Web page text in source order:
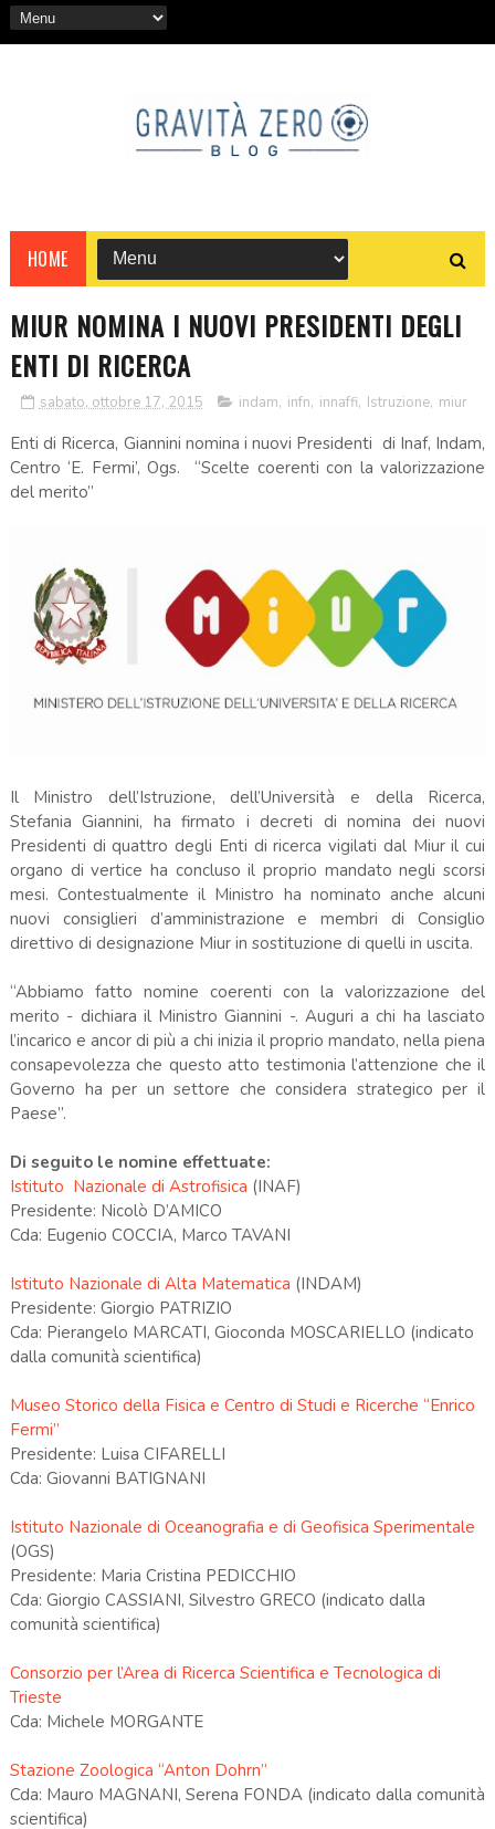
HOME
MIUR NOMINA I NUOVI PRESIDENTI DEGLI
ENTI DI RICERCA
sabato, ottobre 17, 2015 indam, infn, innaffi, Istruzione, miur
Enti di Ricerca, Giannini nomina i nuovi Presidenti di Inaf, Indam,
Centro ‘E. Fermi’, Ogs. “Scelte coerenti con la valorizzazione
del merito”
Il Ministro dell’Istruzione, dell’Università e della Ricerca,
Stefania Giannini, ha firmato i decreti di nomina dei nuovi
Presidenti di quattro degli Enti di ricerca vigilati dal Miur il cui
organo di vertice ha concluso il proprio mandato negli scorsi
mesi. Contestualmente il Ministro ha nominato anche alcuni
nuovi consiglieri d’amministrazione e membri di Consiglio
direttivo di designazione Miur in sostituzione di quelli in uscita.
“Abbiamo fatto nomine coerenti con la valorizzazione del
merito - dichiara il Ministro Giannini -. Auguri a chi ha lasciato
l’incarico e ancor di più a chi inizia il proprio mandato, nella piena
consapevolezza che questo atto testimonia l’attenzione che il
Governo ha per un settore che considera strategico per il
Paese”.
Di seguito le nomine effettuate:
Istituto Nazionale di Astrofisica (INAF)
Presidente: Nicolò D’AMICO
Cda: Eugenio COCCIA, Marco TAVANI
Istituto Nazionale di Alta Matematica (INDAM)
Presidente: Giorgio PATRIZIO
Cda: Pierangelo MARCATI, Gioconda MOSCARIELLO (indicato
dalla comunità scientifica)
Museo Storico della Fisica e Centro di Studi e Ricerche “Enrico
Fermi”
Presidente: Luisa CIFARELLI
Cda: Giovanni BATIGNANI
Istituto Nazionale di Oceanografia e di Geofisica Sperimentale
(OGS)
Presidente: Maria Cristina PEDICCHIO
Cda: Giorgio CASSIANI, Silvestro GRECO (indicato dalla
comunità scientifica)
Consorzio per l’Area di Ricerca Scientifica e Tecnologica di
Trieste
Cda: Michele MORGANTE
Stazione Zoologica “Anton Dohrn”
Cda: Mauro MAGNANI, Serena FONDA (indicato dalla comunità
scientifica)